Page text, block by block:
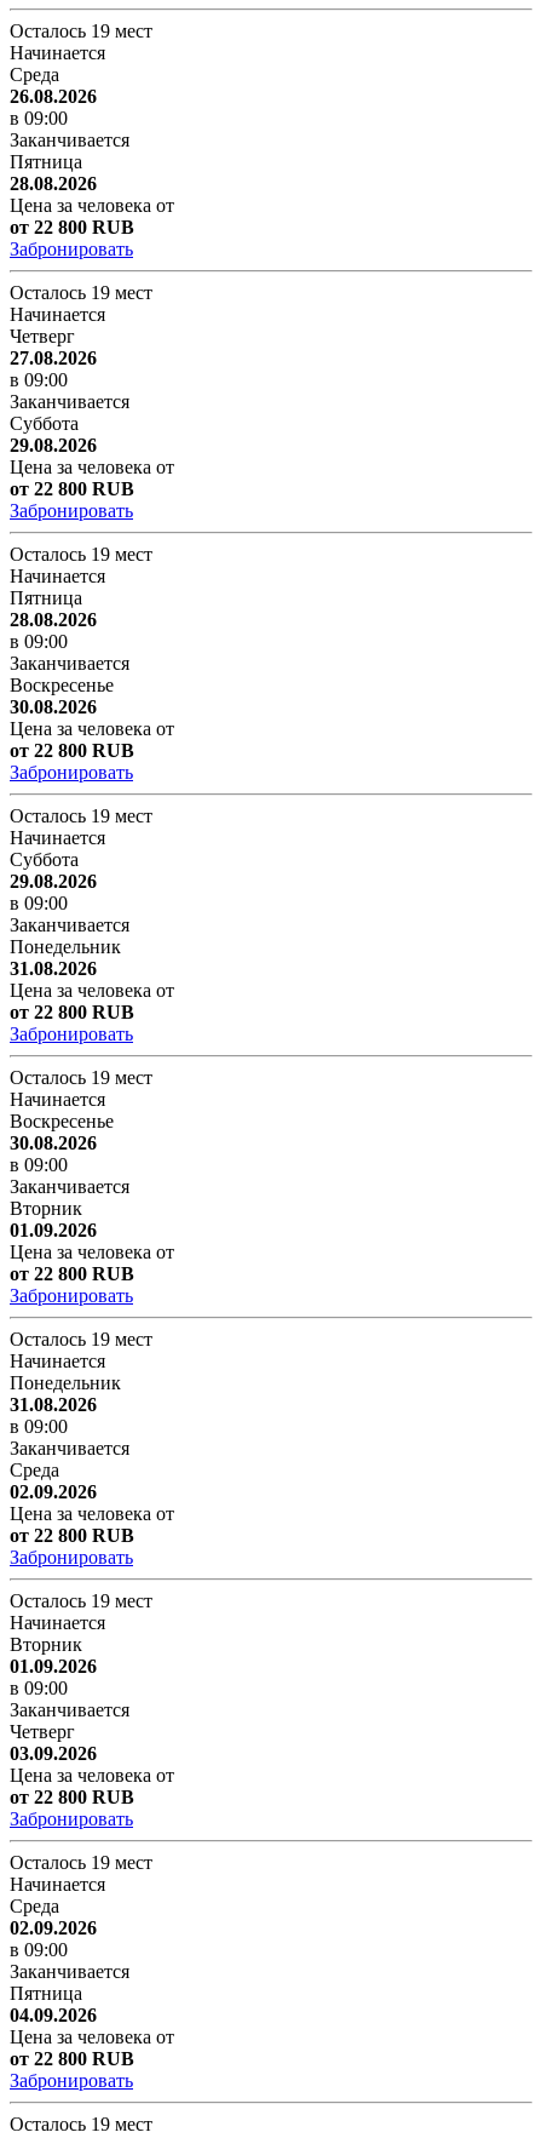
Осталось 19 мест
Начинается
Среда
26.08.2026
в 09:00
Заканчивается
Пятница
28.08.2026
Цена за человека от
от 22 800 RUB
Забронировать
Осталось 19 мест
Начинается
Четверг
27.08.2026
в 09:00
Заканчивается
Суббота
29.08.2026
Цена за человека от
от 22 800 RUB
Забронировать
Осталось 19 мест
Начинается
Пятница
28.08.2026
в 09:00
Заканчивается
Воскресенье
30.08.2026
Цена за человека от
от 22 800 RUB
Забронировать
Осталось 19 мест
Начинается
Суббота
29.08.2026
в 09:00
Заканчивается
Понедельник
31.08.2026
Цена за человека от
от 22 800 RUB
Забронировать
Осталось 19 мест
Начинается
Воскресенье
30.08.2026
в 09:00
Заканчивается
Вторник
01.09.2026
Цена за человека от
от 22 800 RUB
Забронировать
Осталось 19 мест
Начинается
Понедельник
31.08.2026
в 09:00
Заканчивается
Среда
02.09.2026
Цена за человека от
от 22 800 RUB
Забронировать
Осталось 19 мест
Начинается
Вторник
01.09.2026
в 09:00
Заканчивается
Четверг
03.09.2026
Цена за человека от
от 22 800 RUB
Забронировать
Осталось 19 мест
Начинается
Среда
02.09.2026
в 09:00
Заканчивается
Пятница
04.09.2026
Цена за человека от
от 22 800 RUB
Забронировать
Осталось 19 мест